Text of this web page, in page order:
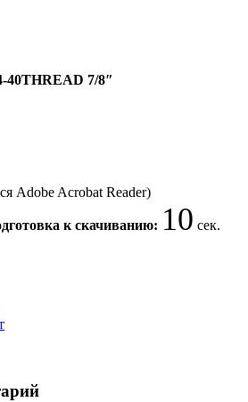
40THREAD 7/8″
Adobe Acrobat Reader)
к скачиванию: 10 сек.